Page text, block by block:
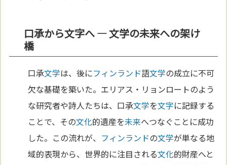
口承から文字へ ― 文学の未来への架け
橋
口承文学は、後にフィンランド語文学の成立に不可
欠な基礎を築いた。エリアス・リョンロートのよう
な研究者や詩人たちは、口承文学を文字に記録する
ことで、その文化的遺産を未来へつなぐことに成功
した。この流れが、 フィンランドの文学が単なる地
域的表現から、世界的に注目される文化的財産へと